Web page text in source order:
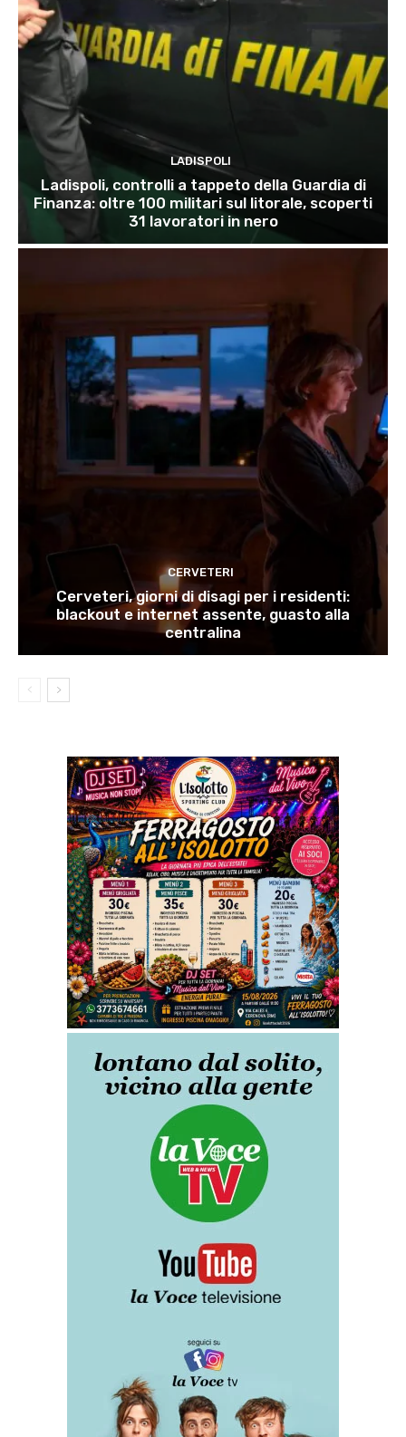
LADISPOLI
Ladispoli, controlli a tappeto della Guardia di
Finanza: oltre 100 militari sul litorale, scoperti
31 lavoratori in nero
CERVETERI
Cerveteri, giorni di disagi per i residenti:
blackout e internet assente, guasto alla
centralina